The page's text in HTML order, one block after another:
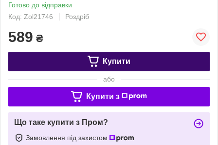
Готово до відправки
Код: Zol21746
Роздріб
589 ₴
Купити
або
Купити з
Що таке купити з Пром?
Замовлення під захистом